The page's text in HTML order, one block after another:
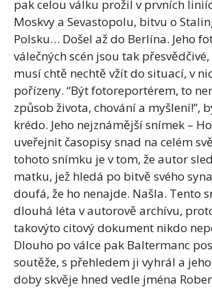
pak celou válku prožil v prvních
Moskvy a Sevastopolu, bitvu o
Polsku… Došel až do Berlína. Jeho
válečných scén jsou tak
musí chtě nechtě vžít do situací, v
pořízeny. “Být fotoreportérem, to
způsob života, chování a myšlení!”,
krédo. Jeho nejznámější snímek –
uveřejnit časopisy snad na celém
tohoto snímku je v tom, že autor
matku, jež hledá po bitvě svého
doufá, že ho nenajde. Našla. Tento
dlouhá léta v autorově archívu,
takovýto citový dokument nikdo
Dlouho po válce pak Baltermanc
soutěže, s přehledem ji vyhrál a
doby skvěje hned vedle jména